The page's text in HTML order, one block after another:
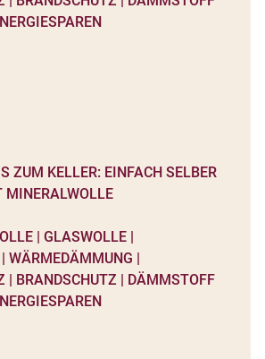
ZUM KELLER: EINFACH SELBER
MINERALWOLLE